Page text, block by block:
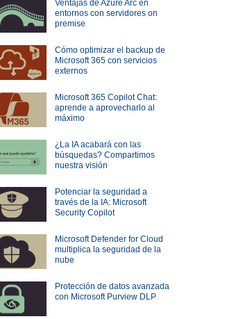
Ventajas de Azure Arc en
entornos con servidores on
premise
Cómo optimizar el backup de
Microsoft 365 con servicios
externos
Microsoft 365 Copilot Chat:
aprende a aprovecharlo al
máximo
¿La IA acabará con las
búsquedas? Compartimos
nuestra visión
Potenciar la seguridad a
través de la IA: Microsoft
Security Copilot
Microsoft Defender for Cloud
multiplica la seguridad de la
nube
Protección de datos avanzada
con Microsoft Purview DLP